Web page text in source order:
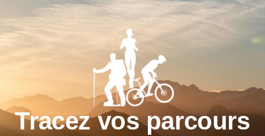
Tracez vos parcours